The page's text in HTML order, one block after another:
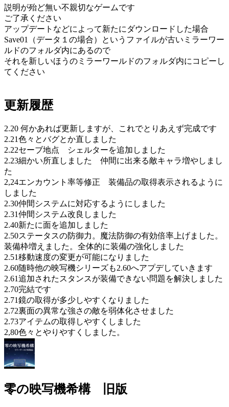
説明が殆ど無い不親切なゲームです
ご了承ください
アップデートなどによって新たにダウンロードした場合
Save01（データ１の場合）というファイルが古いミラーワー
ルドのフォルダ内にあるので
それを新しいほうのミラーワールドのフォルダ内にコピーし
てください
更新履歴
2.20 何かあれば更新しますが、これでとりあえず完成です
2.21色々とバグとか直しました
2.22セーブ地点 シェルターを追加しました
2.23細かい所直しました 仲間に出来る敵キャラ増やしまし
た
2,24エンカウント率等修正 装備品の取得表示されるように
しました
2.30仲間システムに対応するようにしました
2.31仲間システム改良しました
2.40新たに面を追加しました
2.50ステータスの防御力。魔法防御の有効倍率上げました。
装備枠増えました。全体的に装備の強化しました
2.51移動速度の変更が可能になりました
2.60随時他の映写機シリーズも2.60へアプデしていきます
2.61追加されたスタンスが装備できない問題を解決しました
2.70完結です
2.71鏡の取得が多少しやすくなりました
2.72裏面の異常な強さの敵を弱体化させました
2.73アイテムの取得しやすくしました
2,80色々とやりやすくしました。
零の映写機希構 旧版